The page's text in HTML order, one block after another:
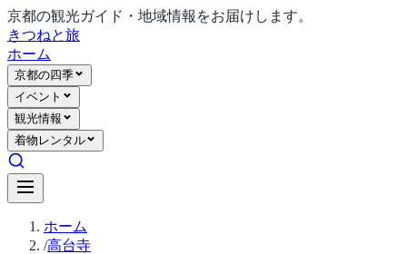
京都の観光ガイド・地域情報をお届けします。
きつねと旅
ホーム
京都の四季
イベント
観光情報
着物レンタル
ホーム
/高台寺